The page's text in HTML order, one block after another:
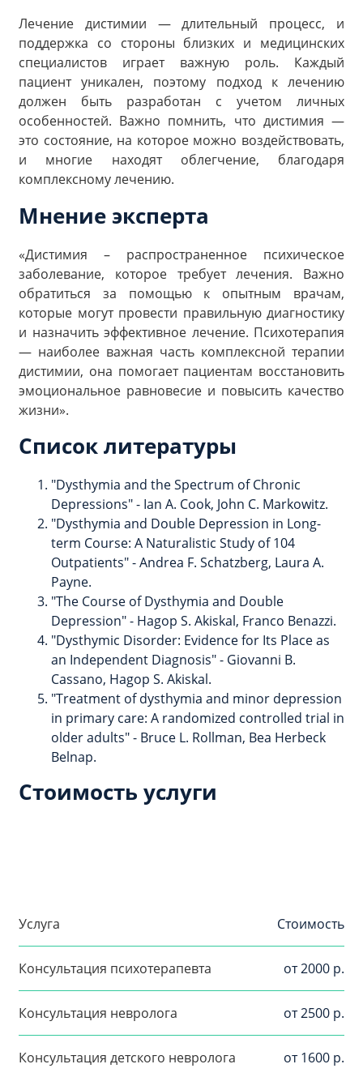
Лечение дистимии — длительный процесс, и
поддержка со стороны близких и медицинских
специалистов играет важную роль. Каждый
пациент уникален, поэтому подход к лечению
должен быть разработан с учетом личных
особенностей. Важно помнить, что дистимия —
это состояние, на которое можно воздействовать,
и многие находят облегчение, благодаря
комплексному лечению.
Мнение эксперта
«Дистимия – распространенное психическое
заболевание, которое требует лечения. Важно
обратиться за помощью к опытным врачам,
которые могут провести правильную диагностику
и назначить эффективное лечение. Психотерапия
— наиболее важная часть комплексной терапии
дистимии, она помогает пациентам восстановить
эмоциональное равновесие и повысить качество
жизни».
Список литературы
"Dysthymia and the Spectrum of Chronic
Depressions" - Ian A. Cook, John C. Markowitz.
"Dysthymia and Double Depression in Long-
term Course: A Naturalistic Study of 104
Outpatients" - Andrea F. Schatzberg, Laura A.
Payne.
"The Course of Dysthymia and Double
Depression" - Hagop S. Akiskal, Franco Benazzi.
"Dysthymic Disorder: Evidence for Its Place as
an Independent Diagnosis" - Giovanni B.
Cassano, Hagop S. Akiskal.
"Treatment of dysthymia and minor depression
in primary care: A randomized controlled trial in
older adults" - Bruce L. Rollman, Bea Herbeck
Belnap.
Стоимость услуги
Услуга Стоимость
Консультация психотерапевта от 2000 р.
Консультация невролога от 2500 р.
Консультация детского невролога от 1600 р.